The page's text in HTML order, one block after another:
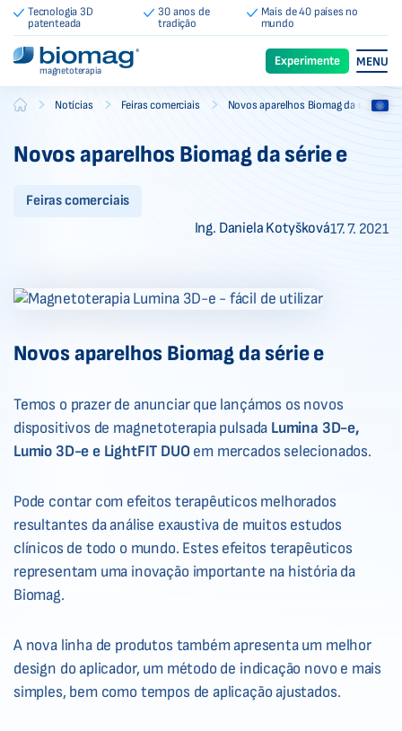
Tecnologia 3D
patenteada
30 anos de
tradição
Mais de 40 países no
mundo
magnetoterapia
Experimente MENU
Biomag Notícias Feiras comerciais Novos aparelhos Biomag da série e
Novos aparelhos Biomag da série e
Feiras comerciais
Ing. Daniela Kotyšková17. 7. 2021
Novos aparelhos Biomag da série e
Temos o prazer de anunciar que lançámos os novos
dispositivos de magnetoterapia pulsada Lumina 3D-e,
Lumio 3D-e e LightFIT DUOem mercados selecionados.
Pode contar com efeitos terapêuticos melhorados
resultantes da análise exaustiva de muitos estudos
clínicos de todo o mundo. Estes efeitos terapêuticos
representam uma inovação importante na história da
Biomag.
A nova linha de produtos também apresenta um melhor
design do aplicador, um método de indicação novo e mais
simples, bem como tempos de aplicação ajustados.